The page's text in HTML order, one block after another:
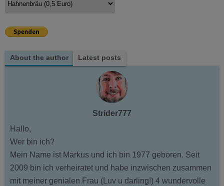
About the author Latest posts
Strider777
Hallo,
Wer bin ich?
Mein Name ist Markus und ich bin 1977 geboren. Seit
2009 bin ich verheiratet und habe inzwischen zusammen
mit meiner genialen Frau (Luv u darling!) 4 wundervolle